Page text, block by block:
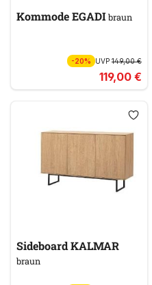
Kommode EGADIbraun
-20% UVP 149,00 €
119,00 €
Sideboard KALMAR
braun